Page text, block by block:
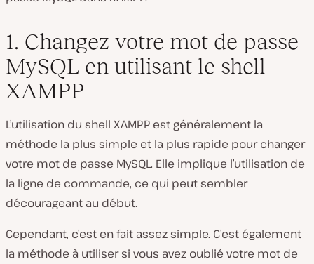
1. Changez votre mot de passe
MySQL en utilisant le shell
XAMPP
L’utilisation du shell XAMPP est généralement la
méthode la plus simple et la plus rapide pour changer
votre mot de passe MySQL. Elle implique l’utilisation de
la ligne de commande, ce qui peut sembler
décourageant au début.
Cependant, c’est en fait assez simple. C’est également
la méthode à utiliser si vous avez oublié votre mot de